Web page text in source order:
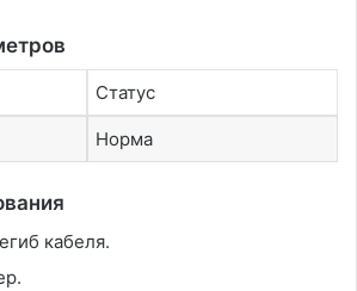
Статус
Норма
кабеля.